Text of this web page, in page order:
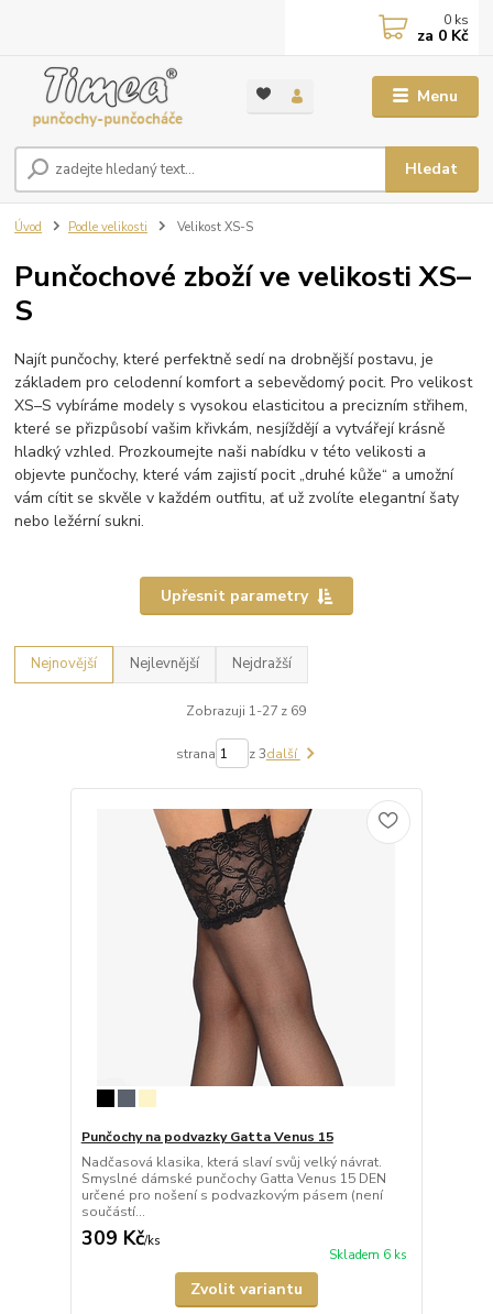
Menu
Hledat
0 ks
za 0 Kč
Úvod Podle velikosti Velikost XS-S
Punčochové zboží ve velikosti XS–
S
Najít punčochy, které perfektně sedí na drobnější postavu, je
základem pro celodenní komfort a sebevědomý pocit. Pro velikost
XS–S vybíráme modely s vysokou elasticitou a precizním střihem,
které se přizpůsobí vašim křivkám, nesjíždějí a vytvářejí krásně
hladký vzhled. Prozkoumejte naši nabídku v této velikosti a
objevte punčochy, které vám zajistí pocit „druhé kůže“ a umožní
vám cítit se skvěle v každém outfitu, ať už zvolíte elegantní šaty
nebo ležérní sukni.
Upřesnit parametry
Nejnovější Nejlevnější Nejdražší
Zobrazuji 1-27 z 69
strana z 3další
Punčochy na podvazky Gatta Venus 15
Nadčasová klasika, která slaví svůj velký návrat.
Smyslné dámské punčochy Gatta Venus 15 DEN
určené pro nošení s podvazkovým pásem (není
součástí...
309 Kč/ks
Skladem 6 ks
Zvolit variantu